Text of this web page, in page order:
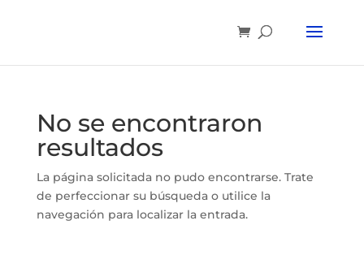
No se encontraron
resultados
La página solicitada no pudo encontrarse. Trate
de perfeccionar su búsqueda o utilice la
navegación para localizar la entrada.